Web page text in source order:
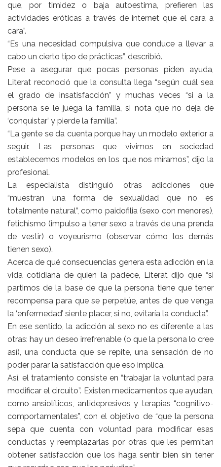
que, por timidez o baja autoestima, prefieren las
actividades eróticas a través de internet que el cara a
cara”.
“Es una necesidad compulsiva que conduce a llevar a
cabo un cierto tipo de prácticas”, describió.
Pese a asegurar que pocas personas piden ayuda,
Literat reconoció que la consulta llega “según cuál sea
el grado de insatisfacción” y muchas veces “si a la
persona se le juega la familia, si nota que no deja de
‘conquistar’ y pierde la familia”.
“La gente se da cuenta porque hay un modelo exterior a
seguir. Las personas que vivimos en sociedad
establecemos modelos en los que nos miramos”, dijo la
profesional.
La especialista distinguió otras adicciones que
“muestran una forma de sexualidad que no es
totalmente natural”, como paidofilia (sexo con menores),
fetichismo (impulso a tener sexo a través de una prenda
de vestir) o voyeurismo (observar cómo los demás
tienen sexo).
Acerca de qué consecuencias genera esta adicción en la
vida cotidiana de quien la padece, Literat dijo que “si
partimos de la base de que la persona tiene que tener
recompensa para que se perpetúe, antes de que venga
la ‘enfermedad’ siente placer, si no, evitaría la conducta”.
En ese sentido, la adicción al sexo no es diferente a las
otras: hay un deseo irrefrenable (o que la persona lo cree
así), una conducta que se repite, una sensación de no
poder parar la satisfacción que eso implica.
Así, el tratamiento consiste en “trabajar la voluntad para
modificar el circuito”. Existen medicamentos que ayudan,
como ansiolíticos, antidepresivos y terapias “cognitivo-
comportamentales”, con el objetivo de “que la persona
sepa que cuenta con voluntad para modificar esas
conductas y reemplazarlas por otras que les permitan
obtener satisfacción que los haga sentir bien sin tener